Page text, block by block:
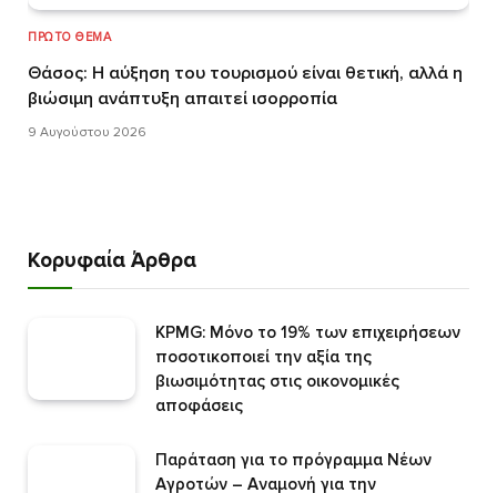
ΠΡΏΤΟ ΘΈΜΑ
Θάσος: Η αύξηση του τουρισμού είναι θετική, αλλά η
βιώσιμη ανάπτυξη απαιτεί ισορροπία
9 Αυγούστου 2026
Κορυφαία Άρθρα
KPMG: Μόνο το 19% των επιχειρήσεων
ποσοτικοποιεί την αξία της
βιωσιμότητας στις οικονομικές
αποφάσεις
Παράταση για το πρόγραμμα Νέων
Αγροτών – Αναμονή για την